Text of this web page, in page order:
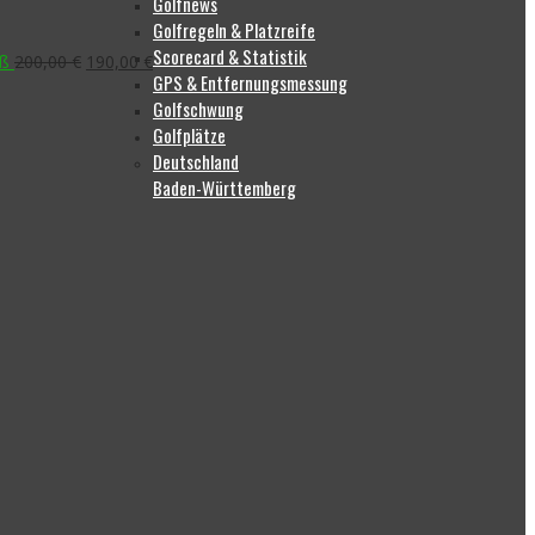
200,00€ Ursprünglicher
190,00 €Aktueller
Preis
ist:
190,00 €.
Golfregeln & Platzreife
Scorecard & Statistik
GPS & Entfernungsmessung
Golfschwung
Golfplätze
Deutschland
Baden-Württemberg